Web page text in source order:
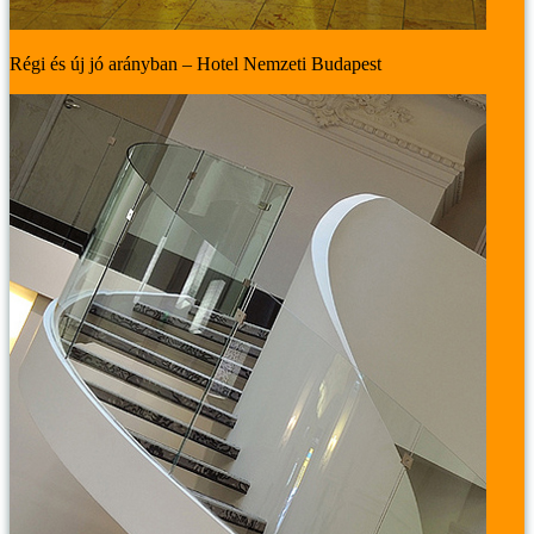
Régi és új jó arányban – Hotel Nemzeti Budapest